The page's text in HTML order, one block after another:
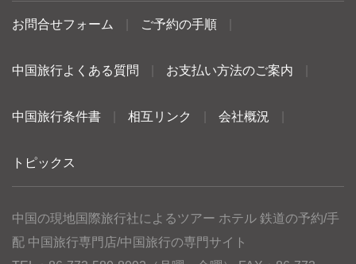
お問合せフォーム ご予約の手順
中国旅行よくある質問 お支払い方法のご案内
中国旅行条件書 相互リンク 会社概況
トピックス
中国の現地国際旅行社によるツアー ホテル 鉄道の予約/手
配 中国旅行専門店/中国旅行の専門サイト